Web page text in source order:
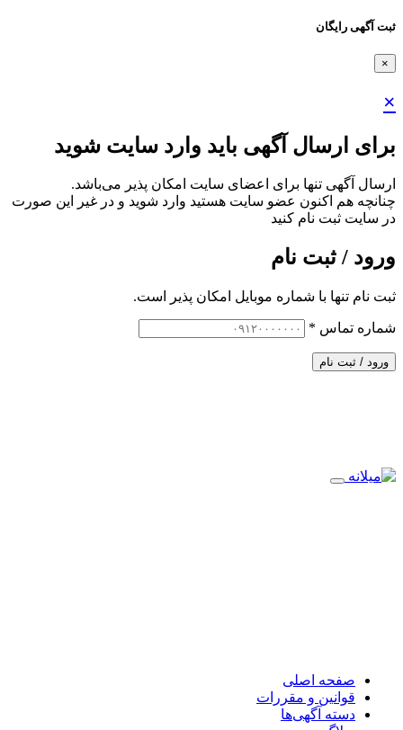
ثبت آگهی رایگان
×
×
برای ارسال آگهی باید وارد سایت شوید
ارسال آگهی تنها برای اعضای سایت امکان پذیر می‌باشد.
چنانچه هم‌ اکنون عضو سایت هستید وارد شوید و در غیر این صورت
در سایت ثبت نام کنید
ورود / ثبت نام
ثبت نام تنها با شماره موبایل امکان پذیر است.
شماره تماس *
ورود / ثبت نام
صفحه اصلی
قوانین و مقررات
دسته آگهی‌ها